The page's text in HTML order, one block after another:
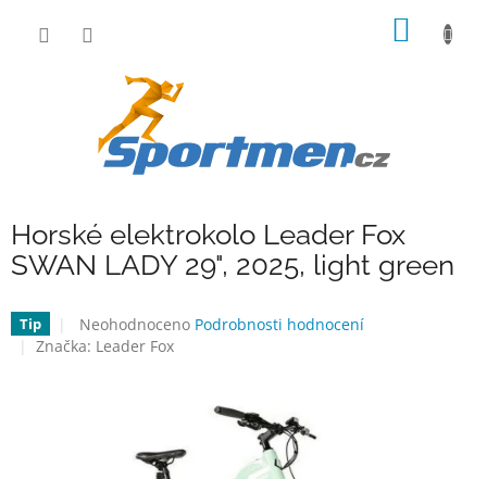
Horské elektrokolo Leader Fox
SWAN LADY 29", 2025, light green
Tip
Průměrné
hodnocení
hvězdiček.
Neohodnoceno Podrobnosti hodnocení
Značka: Leader Fox